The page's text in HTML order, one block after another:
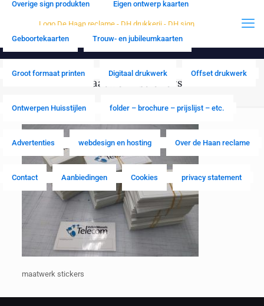
Overige sign produkten Eigen ontwerp kaarten
Geboortekaarten Trouw- en jubileumkaarten
Groot formaat printen Digitaal drukwerk Offset drukwerk
Ontwerpen Huisstijlen folder – brochure – prijslijst – etc.
Advertenties webdesign en hosting Over de Haan reclame
Contact Aanbiedingen Cookies privacy statement
maatwerk stickers
maatwerk stickers